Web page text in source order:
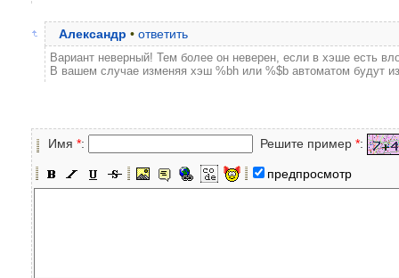
Александр • ответить
Вариант неверный! Тем более он неверен, если в хэше есть
В вашем случае изменяя хэш %bh или %$b автоматом будут
Имя *: Решите пример *:
предпросмотр